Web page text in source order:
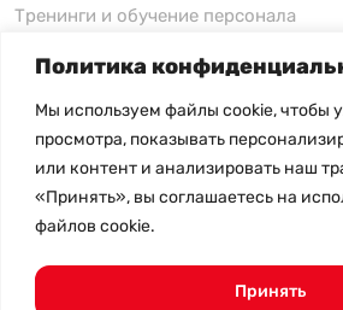
Политика
Мы используем файлы cookie, чтобы
просмотра, показывать
или контент и анализировать наш
«Принять», вы соглашаетесь на
файлов cookie.
Принять
Тренинги и обучение персонала
xFusion
xFusion
xFusion AI Solution
Цены на товары не являются
- Политика конфиденциальности-